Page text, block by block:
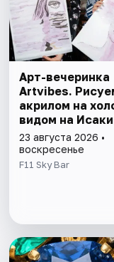
Арт-вечеринка
Artvibes.
акрилом на
видом на
23 августа 2026 •
воскресенье
F11 Sky Bar